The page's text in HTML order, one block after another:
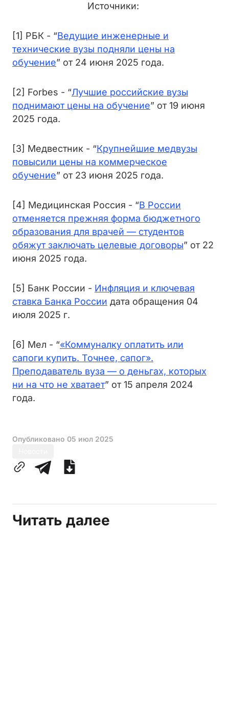
Источники:
[1] РБК - “Ведущие инженерные и
технические вузы подняли цены на
обучение” от 24 июня 2025 года.
[2] Forbes - “Лучшие российские вузы
поднимают цены на обучение” от 19 июня
2025 года.
[3] Медвестник - “Крупнейшие медвузы
повысили цены на коммерческое
обучение” от 23 июня 2025 года.
[4] Медицинская Россия - “В России
отменяется прежняя форма бюджетного
образования для врачей — студентов
обяжут заключать целевые договоры” от 22
июня 2025 года.
[5] Банк России - Инфляция и ключевая
ставка Банка России дата обращения 04
июля 2025 г.
[6] Мел - “«Коммуналку оплатить или
сапоги купить. Точнее, сапог».
Преподаватель вуза — о деньгах, которых
ни на что не хватает” от 15 апреля 2024
года.
Опубликовано 05 июл 2025
Читать далее